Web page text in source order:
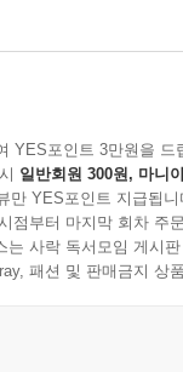
YES포인트 3만원을 드
일반회원 300원, 마니
만 YES포인트 지급됩니
점부터 마지막 회차 주
는 사락 독서모임 게시
패션 및 판매금지 상